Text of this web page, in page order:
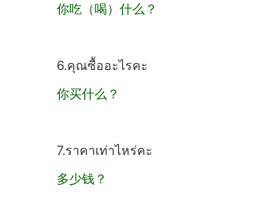
你吃（喝）什么？
6.คุณซื้ออะไรคะ
你买什么？
7.ราคาเท่าไหร่คะ
多少钱？